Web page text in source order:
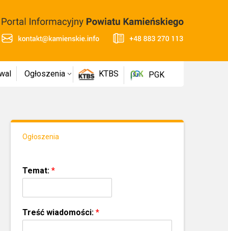
Ogłoszenia KTBS PGK
Ogłoszenia
Temat: *
Treść wiadomości: *